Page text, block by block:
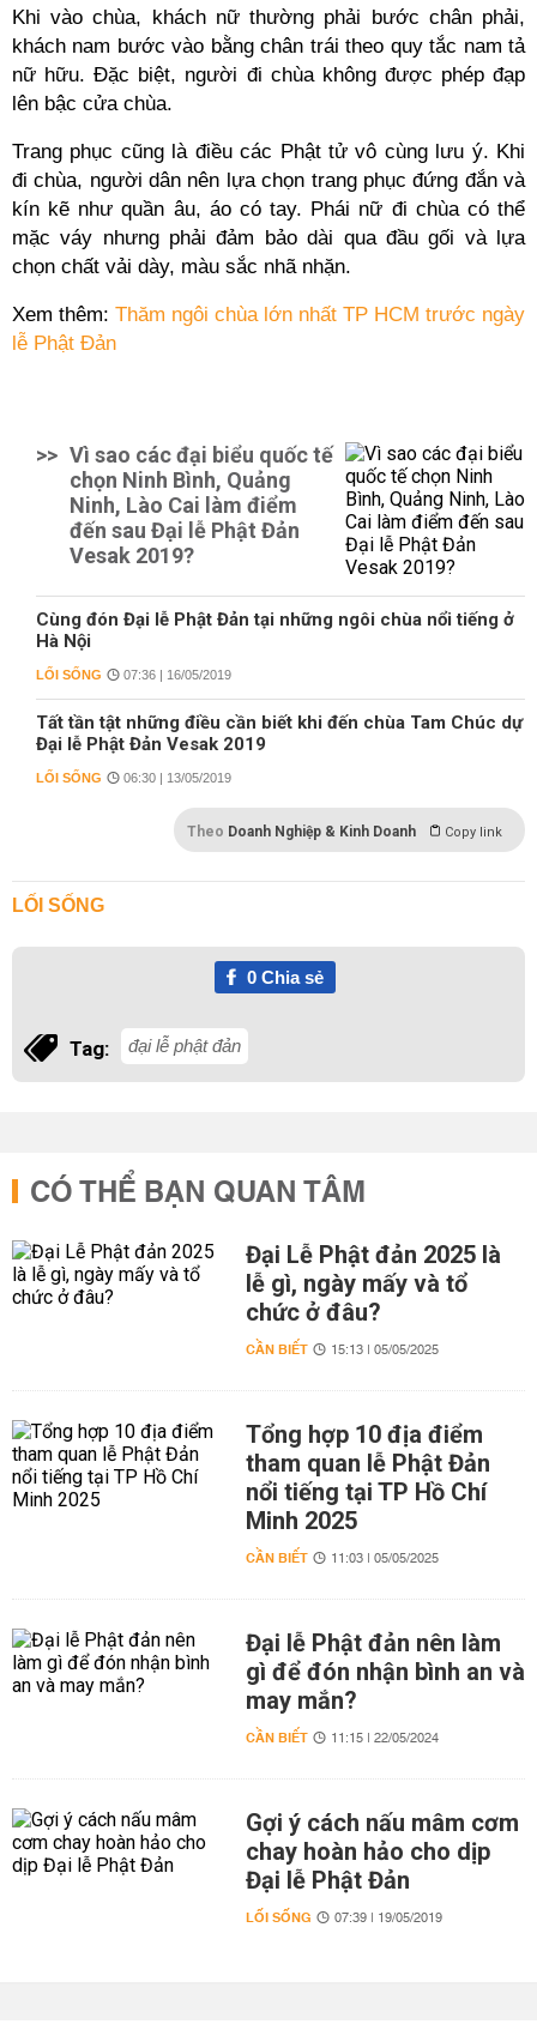
Khi vào chùa, khách nữ thường phải bước chân phải,
khách nam bước vào bằng chân trái theo quy tắc nam tả
nữ hữu. Đặc biệt, người đi chùa không được phép đạp
lên bậc cửa chùa.
Trang phục cũng là điều các Phật tử vô cùng lưu ý. Khi
đi chùa, người dân nên lựa chọn trang phục đứng đắn và
kín kẽ như quần âu, áo có tay. Phái nữ đi chùa có thể
mặc váy nhưng phải đảm bảo dài qua đầu gối và lựa
chọn chất vải dày, màu sắc nhã nhặn.
Xem thêm: Thăm ngôi chùa lớn nhất TP HCM trước ngày
lễ Phật Đản
>> Vì sao các đại biểu quốc tế
chọn Ninh Bình, Quảng
Ninh, Lào Cai làm điểm
đến sau Đại lễ Phật Đản
Vesak 2019?
Cùng đón Đại lễ Phật Đản tại những ngôi chùa nổi tiếng ở
Hà Nội
LỐI SỐNG 07:36 | 16/05/2019
Tất tần tật những điều cần biết khi đến chùa Tam Chúc dự
Đại lễ Phật Đản Vesak 2019
LỐI SỐNG 06:30 | 13/05/2019
Theo Doanh Nghiệp & Kinh Doanh Copy link
LỐI SỐNG
0Chia sẻ
Tag: đại lễ phật đản
CÓ THỂ BẠN QUAN TÂM
Đại Lễ Phật đản 2025 là
lễ gì, ngày mấy và tổ
chức ở đâu?
CẦN BIẾT 15:13 | 05/05/2025
Tổng hợp 10 địa điểm
tham quan lễ Phật Đản
nổi tiếng tại TP Hồ Chí
Minh 2025
CẦN BIẾT 11:03 | 05/05/2025
Đại lễ Phật đản nên làm
gì để đón nhận bình an và
may mắn?
CẦN BIẾT 11:15 | 22/05/2024
Gợi ý cách nấu mâm cơm
chay hoàn hảo cho dịp
Đại lễ Phật Đản
LỐI SỐNG 07:39 | 19/05/2019